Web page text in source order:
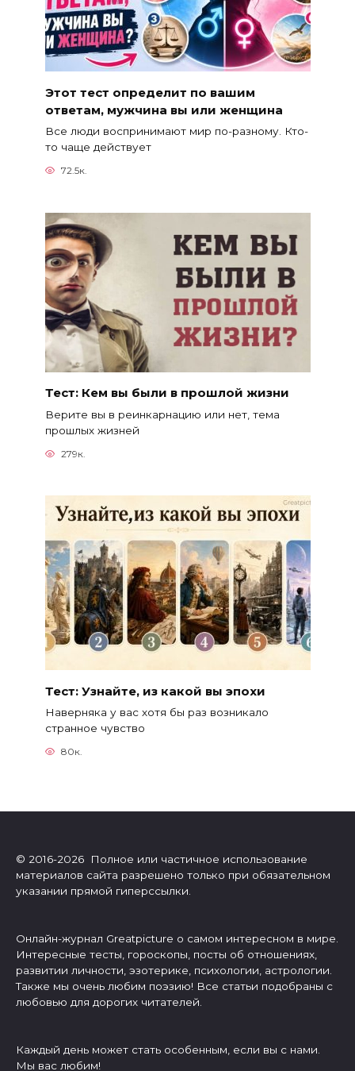
Этот тест определит по вашим
ответам, мужчина вы или женщина
Все люди воспринимают мир по-разному. Кто-
то чаще действует
72.5к.
Тест: Кем вы были в прошлой жизни
Верите вы в реинкарнацию или нет, тема
прошлых жизней
279к.
Тест: Узнайте, из какой вы эпохи
Наверняка у вас хотя бы раз возникало
странное чувство
80к.
© 2016-2026 Полное или частичное использование
материалов сайта разрешено только при обязательном
указании прямой гиперссылки.
Онлайн-журнал Greatpicture о самом интересном в мире.
Интересные тесты, гороскопы, посты об отношениях,
развитии личности, эзотерике, психологии, астрологии.
Также мы очень любим поэзию! Все статьи подобраны с
любовью для дорогих читателей.
Каждый день может стать особенным, если вы с нами.
Мы вас любим!